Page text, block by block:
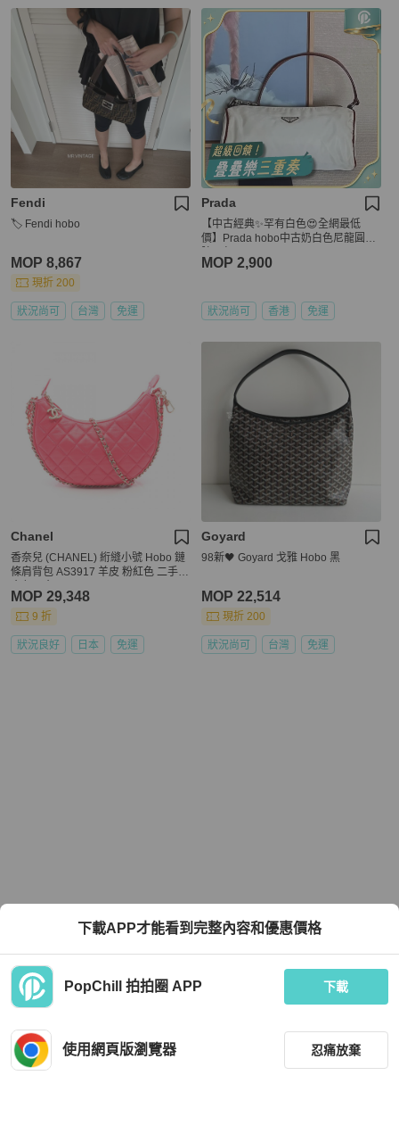
Fendi
🏷️ Fendi hobo
MOP 8,867
現折 200
狀況尚可 台灣 免運
Prada
【中古經典✨罕有白色😍全網最低
價】Prada hobo中古奶白色尼龍圓桶
MOP 2,900
狀況尚可 香港 免運
Chanel
香奈兒 (CHANEL) 絎縫小號 Hobo 鏈
條肩背包 AS3917 羊皮 粉紅色 二手
MOP 29,348
9 折
狀況良好 日本 免運
Goyard
98新🖤 Goyard 戈雅 Hobo 黑
MOP 22,514
現折 200
狀況尚可 台灣 免運
下載APP才能看到完整內容和優惠價格
PopChill 拍拍圈 APP 下載
使用網頁版瀏覽器 忍痛放棄